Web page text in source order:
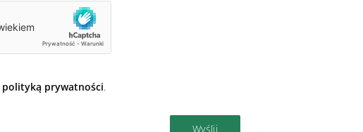
polityką prywatności.
Wyślij